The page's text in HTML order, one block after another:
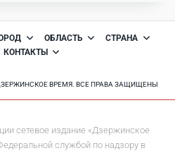
ОБЛАСТЬ
СТРАНА
КОНТАКТЫ
ДЗЕРЖИНСКОЕ ВРЕМЯ. ВСЕ ПРАВА ЗАЩИЩЕНЫ
сетевое издание «Дзержинское
службой по надзору в